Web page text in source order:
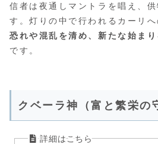
信者は夜通しマントラを唱え、
す。灯りの中で行われるカーリ
恐れや混乱を清め、新たな始ま
です。
クベーラ神（富と繁栄の